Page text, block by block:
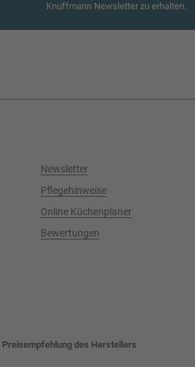
Knuffmann Newsletter zu erhalten.
Newsletter
Pflegehinweise
Online Küchenplaner
Bewertungen
des Herstellers